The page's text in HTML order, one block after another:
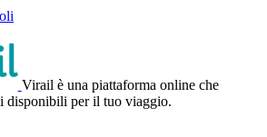
Virail è una piattaforma online che
disponibili per il tuo viaggio.